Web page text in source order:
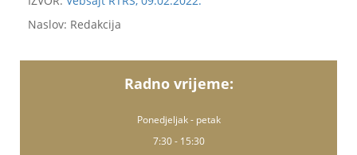
Naslov: Redakcija
Radno vrijeme:
Ponedjeljak - petak
7:30 - 15:30